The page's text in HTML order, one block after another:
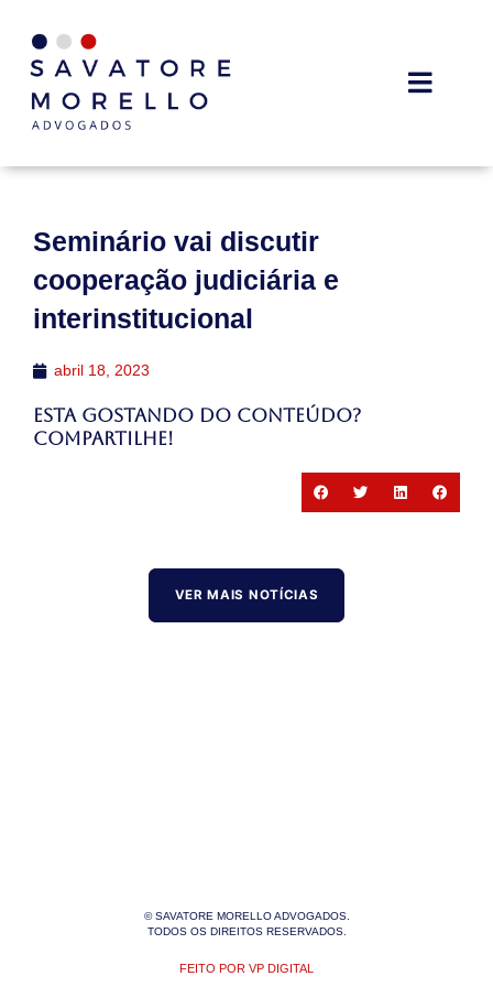
Seminário vai discutir
cooperação judiciária e
interinstitucional
abril 18, 2023
Esta gostando do conteúdo?
Compartilhe!
VER MAIS NOTÍCIAS
© SAVATORE MORELLO ADVOGADOS.
TODOS OS DIREITOS RESERVADOS.
FEITO POR VP DIGITAL